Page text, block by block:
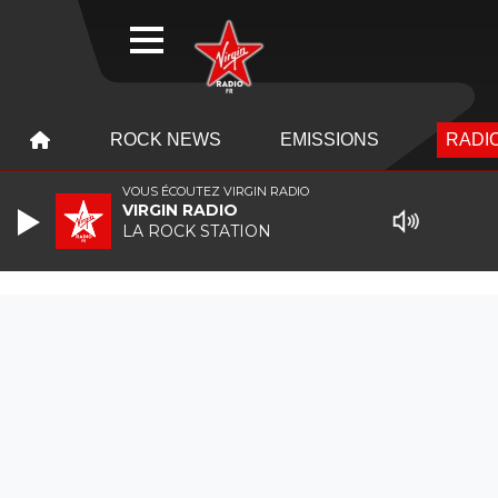
ROCK NEWS EMISSIONS
VOUS ÉCOUTEZ VIRGIN RADIO
VIRGIN RADIO
LA ROCK STATION
WEBRADIO